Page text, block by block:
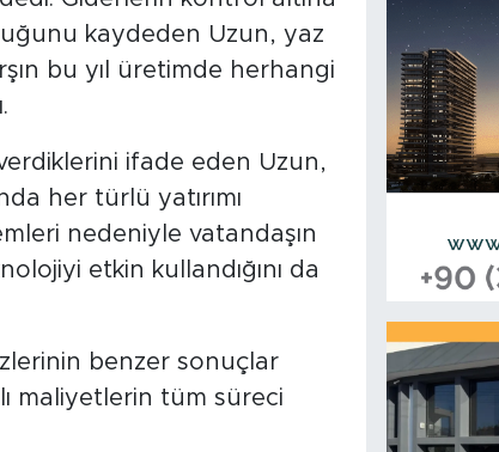
kaydeden Uzun, yaz
bu yıl üretimde herhangi
ifade eden Uzun,
her türlü yatırımı
nedeniyle vatandaşın
etkin kullandığını da
benzer sonuçlar
maliyetlerin tüm süreci